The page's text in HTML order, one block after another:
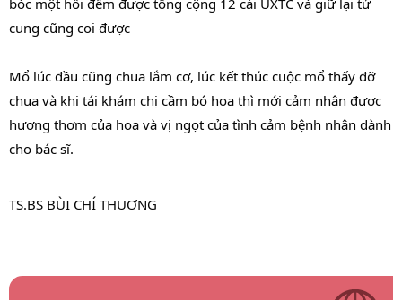
cung cũng coi được
Mổ lúc đầu cũng chua lắm cơ, lúc kết thúc cuộc mổ thấy đỡ
chua và khi tái khám chị cầm bó hoa thì mới cảm nhận được
hương thơm của hoa và vị ngọt của tình cảm bệnh nhân dành
cho bác sĩ.
TS.BS BÙI CHÍ THUƠNG